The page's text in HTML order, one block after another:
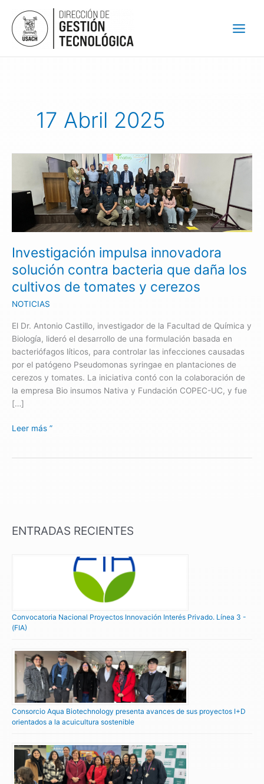
contenido
17 Abril 2025
Investigación impulsa innovadora
solución contra bacteria que daña los
cultivos de tomates y cerezos
NOTICIAS
El Dr. Antonio Castillo, investigador de la Facultad de Química y
Biología, lideró el desarrollo de una formulación basada en
bacteriófagos líticos, para controlar las infecciones causadas
por el patógeno Pseudomonas syringae en plantaciones de
cerezos y tomates. La iniciativa contó con la colaboración de
la empresa Bio insumos Nativa y Fundación COPEC-UC, y fue
[…]
Investigación
innovadora
solución
contra
bacteria
daña
cultivos
de
tomates
cerezos
Leer más ”
ENTRADAS RECIENTES
Convocatoria Nacional Proyectos Innovación Interés Privado. Línea 3 -
(FIA)
Consorcio Aqua Biotechnology presenta avances de sus proyectos I+D
orientados a la acuicultura sostenible